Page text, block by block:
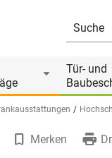
Tür- und
Merken